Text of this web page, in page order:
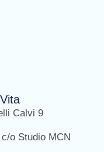
Calvi 9
o Studio MCN